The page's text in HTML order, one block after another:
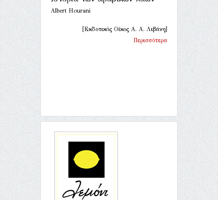
Albert Hourani
[Εκδοτικός Οίκος Α. Α. Λιβάνη]
Περισσότερα